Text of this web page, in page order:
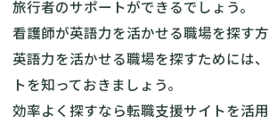
旅行者のサポートができるでしょう。
看護師が英語力を活かせる職場を探す
英語力を活かせる職場を探すためには
トを知っておきましょう。
効率よく探すなら転職支援サイトを活用